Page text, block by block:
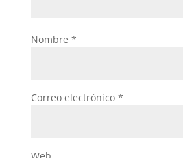
Nombre *
Correo electrónico *